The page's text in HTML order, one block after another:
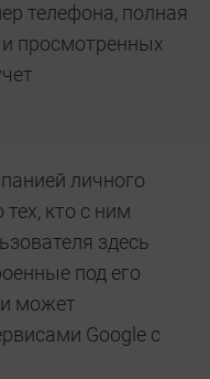
телефона, полная
просмотренных
личного
кто с ним
здесь
под его
может
Google с